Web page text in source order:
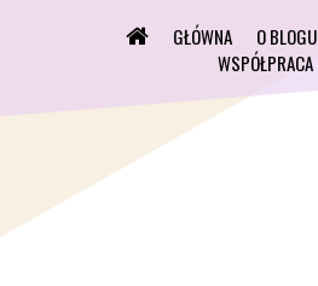
GŁÓWNA O BLOGU
WSPÓŁPRACA